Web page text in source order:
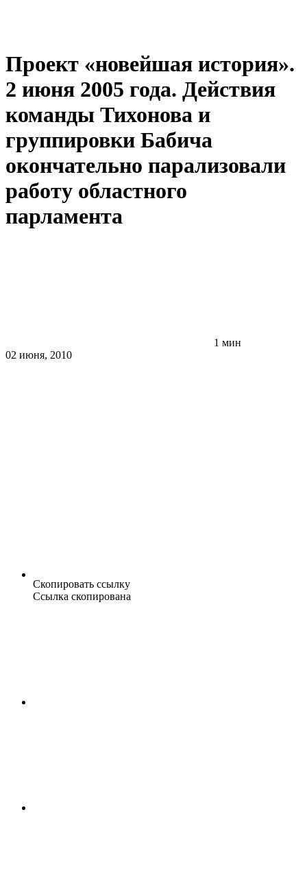
Проект «новейшая история».
2 июня 2005 года. Действия
команды Тихонова и
группировки Бабича
окончательно парализовали
работу областного
парламента
1 мин
02 июня, 2010
Скопировать ссылку
Ссылка скопирована